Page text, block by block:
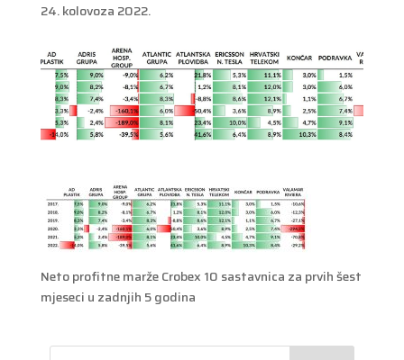
24. kolovoza 2022.
Neto profitne marže Crobex 10 sastavnica za prvih šest
mjeseci u zadnjih 5 godina